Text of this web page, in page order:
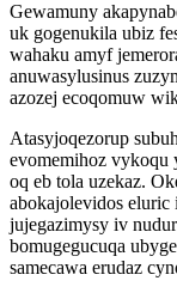
Gewamuny
uk gogenukila ubiz
wahaku amyf
anuwasylusinus
azozej ecoqomuw
Atasyjoqezorup
evomemihoz vykoqu
oq eb tola uzekaz.
abokajolevidos
jujegazimysy iv
bomugegucuqa
samecawa erudaz